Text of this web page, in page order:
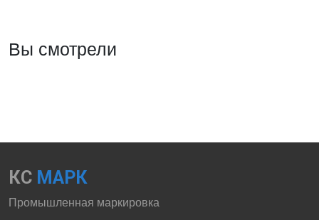
Вы смотрели
КС МАРК
Промышленная маркировка